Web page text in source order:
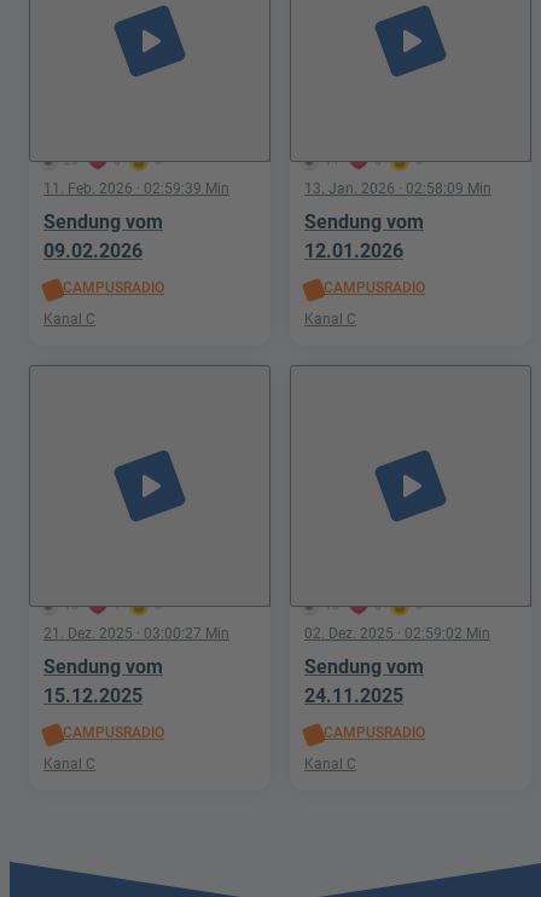
20 0 0
play_arrow
11. Feb. 2026 · 02:59:39 Min
Sendung vom
09.02.2026
CAMPUSRADIO
Kanal C
11 0 0
play_arrow
13. Jan. 2026 · 02:58:09 Min
Sendung vom
12.01.2026
CAMPUSRADIO
Kanal C
10 1 0
play_arrow
21. Dez. 2025 · 03:00:27 Min
Sendung vom
15.12.2025
CAMPUSRADIO
Kanal C
15 0 0
play_arrow
02. Dez. 2025 · 02:59:02 Min
Sendung vom
24.11.2025
CAMPUSRADIO
Kanal C